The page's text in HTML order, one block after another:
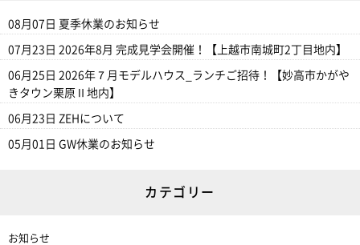
08月07日 夏季休業のお知らせ
07月23日 2026年8月 完成見学会開催！【上越市南城町2丁目地内】
06月25日 2026年７月モデルハウス_ランチご招待！【妙高市かがや
きタウン栗原Ⅱ地内】
06月23日 ZEHについて
05月01日 GW休業のお知らせ
カテゴリー
お知らせ